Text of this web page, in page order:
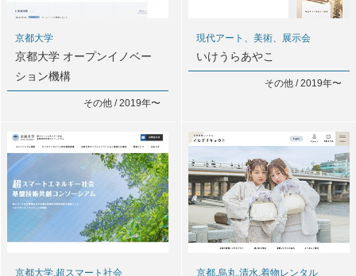
京都大学
京都大学 オープンイノベー
ション機構
その他 / 2019年〜
現代アート、美術、展示会
いけうらあやこ
その他 / 2019年〜
京都大学,超スマート社会 京都,烏丸,清水,着物レンタル